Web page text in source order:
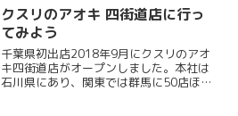
めて入ることになりました。
クスリのアオキ 四街道店に行っ
てみよう
千葉県初出店2018年9月にクスリのアオ
キ四街道店がオープンしました。本社は
石川県にあり、関東では群馬に50店ほど